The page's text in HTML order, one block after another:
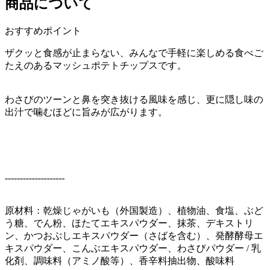
商品について
おすすめポイント
ザクッと食感が止まらない、みんなで手軽に楽しめる食べご
たえのあるマッシュポテトチップスです。
わさびのツーンと鼻を突き抜ける風味を感じ、更に隠し味の
出汁で噛むほどに旨みが広がります。
--------------------
原材料：乾燥じゃがいも（外国製造）、植物油、食塩、ぶど
う糖、でん粉、ほたてエキスパウダー、抹茶、デキストリ
ン、かつおぶしエキスパウダー（さばを含む）、発酵酵母エ
キスパウダー、こんぶエキスパウダー、わさびパウダー / 乳
化剤、調味料（アミノ酸等）、香辛料抽出物、酸味料